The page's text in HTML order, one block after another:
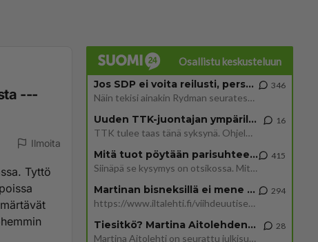
---
Ilmoita
Tyttö
Osallistu keskusteluun
Jos SDP ei voita reilusti, persut kumoavat demokratian Suomesta
Näin tekisi ainakin Rydman seuratessaan idolinsa Trumpin mallia https://www.is.fi/politiikka/art-2000012187244.html
346
Uuden TTK-juontajan ympärillä epätietoisuus sakenee - Nyt MTV hämmentää soppaa
TTK tulee taas tänä syksynä. Ohjelman uudet tähtioppilaat julkistetaan torstaina 6. elokuuta klo 14 alkavassa lehdistö
16
Mitä tuot pöytään parisuhteessa?
Siinäpä se kysymys on otsikossa. Mitäpä siis tuot/toisit pöytään parisuhteessa? Oletko mies vai nainen? Koetko sen mitä
415
Martinan bisneksillä ei mene hyvin
https://www.iltalehti.fi/viihdeuutiset/a/c46da6ab-340f-4790-aaa7-0865eed2336 Yrityksen konkurssihakemus on tullut kärä
294
Tiesitkö? Martina Aitolehden isäpuoli on tämä suosittu laulaja
Martina Aitolehti on seurattu julkisuuden henkilö. Lähipiiriin mahtuu muitakin tunnettuja henkilöitä. Tiesitkö, että Ma
28